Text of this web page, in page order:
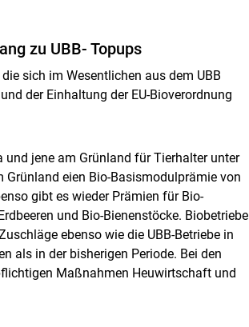
zu UBB- Topups
sich im Wesentlichen aus dem UBB
der Einhaltung der EU-Bioverordnung
jene am Grünland für Tierhalter unter
Grünland eien Bio-Basismodulprämie von
gibt es wieder Prämien für Bio-
und Bio-Bienenstöcke. Biobetriebe
ebenso wie die UBB-Betriebe in
als in der bisherigen Periode. Bei den
Maßnahmen Heuwirtschaft und